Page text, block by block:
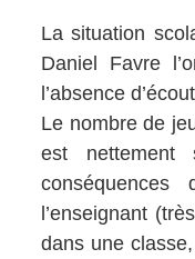
La situation
Daniel Favre
l’absence
Le nombre de
est nettement
l’enseignant
dans une